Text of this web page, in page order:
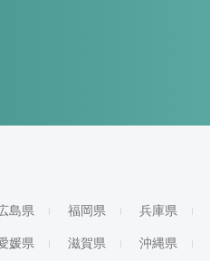
島県 福岡県 兵庫県
媛県 滋賀県 沖縄県